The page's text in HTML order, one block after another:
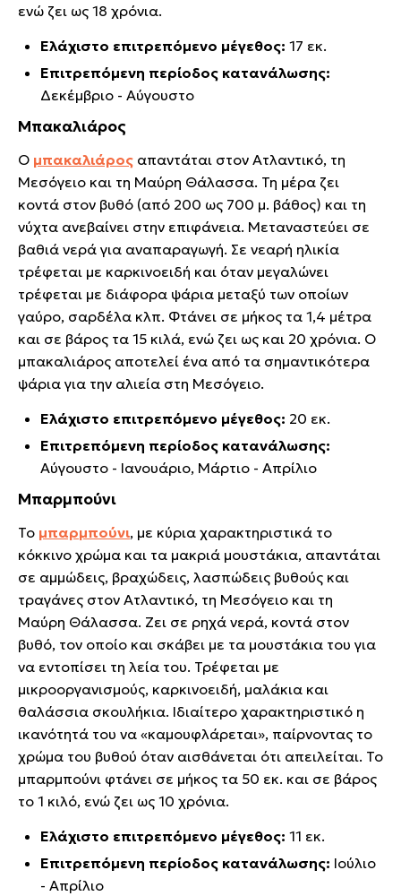
ενώ ζει ως 18 χρόνια.
Ελάχιστο επιτρεπόμενο μέγεθος: 17 εκ.
Επιτρεπόμενη περίοδος κατανάλωσης:
Δεκέμβριο - Αύγουστο
Μπακαλιάρος
Ο μπακαλιάρος απαντάται στον Ατλαντικό, τη
Μεσόγειο και τη Μαύρη Θάλασσα. Τη μέρα ζει
κοντά στον βυθό (από 200 ως 700 μ. βάθος) και τη
νύχτα ανεβαίνει στην επιφάνεια. Μεταναστεύει σε
βαθιά νερά για αναπαραγωγή. Σε νεαρή ηλικία
τρέφεται με καρκινοειδή και όταν μεγαλώνει
τρέφεται με διάφορα ψάρια μεταξύ των οποίων
γαύρο, σαρδέλα κλπ. Φτάνει σε μήκος τα 1,4 μέτρα
και σε βάρος τα 15 κιλά, ενώ ζει ως και 20 χρόνια. Ο
μπακαλιάρος αποτελεί ένα από τα σημαντικότερα
ψάρια για την αλιεία στη Μεσόγειο.
Ελάχιστο επιτρεπόμενο μέγεθος: 20 εκ.
Επιτρεπόμενη περίοδος κατανάλωσης:
Αύγουστο - Ιανουάριο, Μάρτιο - Απρίλιο
Μπαρμπούνι
Το μπαρμπούνι, με κύρια χαρακτηριστικά το
κόκκινο χρώμα και τα μακριά μουστάκια, απαντάται
σε αμμώδεις, βραχώδεις, λασπώδεις βυθούς και
τραγάνες στον Ατλαντικό, τη Μεσόγειο και τη
Μαύρη Θάλασσα. Ζει σε ρηχά νερά, κοντά στον
βυθό, τον οποίο και σκάβει με τα μουστάκια του για
να εντοπίσει τη λεία του. Τρέφεται με
μικροοργανισμούς, καρκινοειδή, μαλάκια και
θαλάσσια σκουλήκια. Ιδιαίτερο χαρακτηριστικό η
ικανότητά του να «καμουφλάρεται», παίρνοντας το
χρώμα του βυθού όταν αισθάνεται ότι απειλείται. Το
μπαρμπούνι φτάνει σε μήκος τα 50 εκ. και σε βάρος
το 1 κιλό, ενώ ζει ως 10 χρόνια.
Ελάχιστο επιτρεπόμενο μέγεθος: 11 εκ.
Επιτρεπόμενη περίοδος κατανάλωσης: Ιούλιο
- Απρίλιο